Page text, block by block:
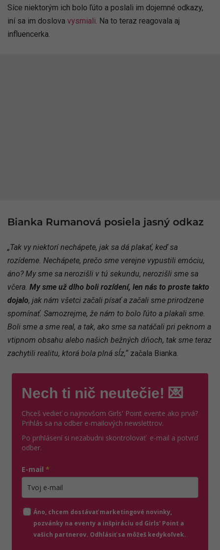
Síce niektorým ich bolo ľúto a poslali im dojemné odkazy,
iní sa im doslova vysmiali. Na to teraz reagovala aj
influencerka.
Bianka Rumanová posiela jasný odkaz
„Tak vy niektorí nechápete, jak sa dá plakať, keď sa
rozídeme. Nechápete, prečo sme verejne vypustili emóciu,
áno? My sme sa nerozišli v tú sekundu, nerozišli sme sa
včera. My sme už dlho boli rozídení, len nás to proste takto
dojalo, jak nám všetci začali písať a začali sme prirodzene
spomínať. Samozrejme, že nám to bolo ľúto a plakali sme.
Boli sme a sme real, a tak, ako sme sa natáčali pri peknom a
vtipnom obsahu alebo našich bežných dňoch, tak sme teraz
zachytili realitu, ktorá bola plná sĺz,“ začala Bianka.
Nech ti nič neutečie! 💌
Chceš vedieť o najnovšom Girls' Point evente ako prvá?
Prihlás sa na odber e-mailových newslettrov.
Po prihlásení si nezabudni skontrolovať e-mail a potvrď
odber.
E-mail *
Áno, chcem dostávať marketingové novinky,
pozvánky na eventy a inšpiráciu od Girls' Point a
vašich partnerov. Odhlásiť sa môžeš kedykoľvek.